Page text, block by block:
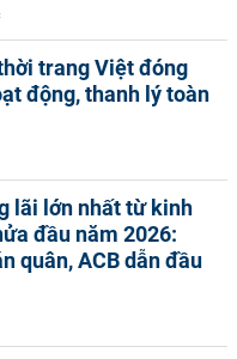
trang Việt đóng
động, thanh lý toàn
lãi lớn nhất từ kinh
đầu năm 2026:
quân, ACB dẫn đầu